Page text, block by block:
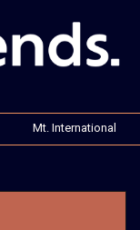
Mt. International